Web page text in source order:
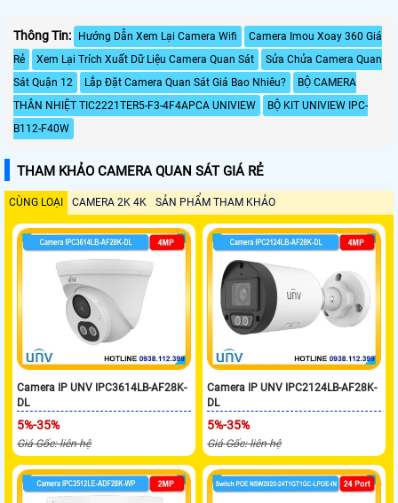
Thông Tin: Hướng Dẫn Xem Lại Camera Wifi
Camera Imou Xoay 360 Giá
Rẻ
Xem Lại Trích Xuất Dữ Liệu Camera Quan Sát
Sửa Chửa Camera Quan
Sát Quận 12
Lắp Đặt Camera Quan Sát Giá Bao Nhiêu?
BỘ CAMERA
THÂN NHIỆT TIC2221TER5-F3-4F4APCA UNIVIEW
BỘ KIT UNIVIEW IPC-
B112-F40W
THAM KHẢO CAMERA QUAN SÁT GIÁ RẺ
CÙNG LOẠI CAMERA 2K 4K SẢN PHẨM THAM KHẢO
Camera IP UNV IPC3614LB-AF28K-
DL
5%-35%
Giá Gốc: liên hệ
Camera IP UNV IPC2124LB-AF28K-
DL
5%-35%
Giá Gốc: liên hệ